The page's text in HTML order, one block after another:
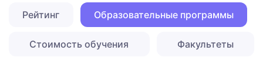
Рейтинг Образовательные программы
Стоимость обучения Факультеты